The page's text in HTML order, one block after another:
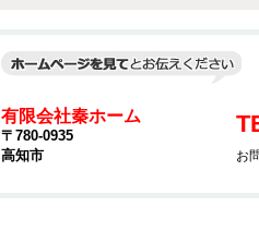
有限会社秦ホーム
〒780-0935
高知市
お